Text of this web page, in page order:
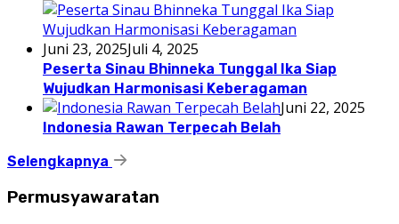
Juni 23, 2025Juli 4, 2025
Peserta Sinau Bhinneka Tunggal Ika Siap
Wujudkan Harmonisasi Keberagaman
Juni 22, 2025
Indonesia Rawan Terpecah Belah
Selengkapnya
Permusyawaratan